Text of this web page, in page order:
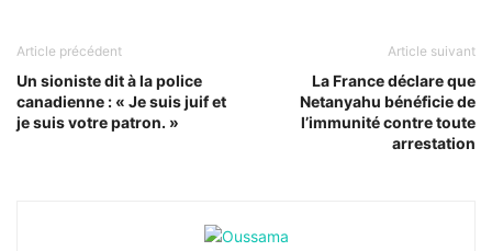
Article précédent
Un sioniste dit à la police
canadienne : « Je suis juif et
je suis votre patron. »
Article suivant
La France déclare que
Netanyahu bénéficie de
l’immunité contre toute
arrestation